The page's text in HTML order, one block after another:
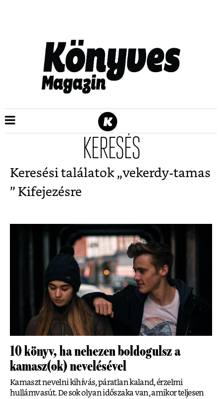
KERESÉS
Keresési találatok „vekerdy-tamas
” Kifejezésre
10 könyv, ha nehezen boldogulsz a
kamasz(ok) nevelésével
Kamaszt nevelni kihívás, páratlan kaland, érzelmi
hullámvasút. De sok olyan időszaka van, amikor teljesen